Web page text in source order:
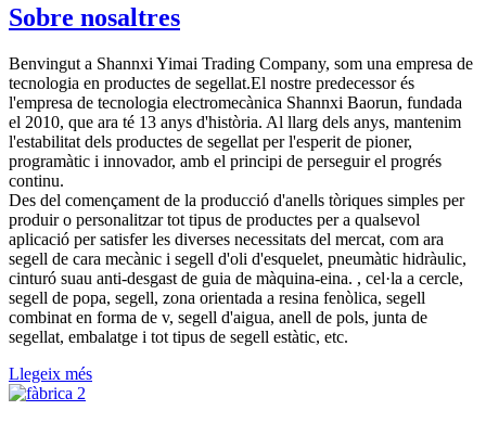
Sobre nosaltres
Benvingut a Shannxi Yimai Trading Company, som una empresa de
tecnologia en productes de segellat.El nostre predecessor és
l'empresa de tecnologia electromecànica Shannxi Baorun, fundada
el 2010, que ara té 13 anys d'història. Al llarg dels anys, mantenim
l'estabilitat dels productes de segellat per l'esperit de pioner,
programàtic i innovador, amb el principi de perseguir el progrés
continu.
Des del començament de la producció d'anells tòriques simples per
produir o personalitzar tot tipus de productes per a qualsevol
aplicació per satisfer les diverses necessitats del mercat, com ara
segell de cara mecànic i segell d'oli d'esquelet, pneumàtic hidràulic,
cinturó suau anti-desgast de guia de màquina-eina. , cel·la a cercle,
segell de popa, segell, zona orientada a resina fenòlica, segell
combinat en forma de v, segell d'aigua, anell de pols, junta de
segellat, embalatge i tot tipus de segell estàtic, etc.
Llegeix més